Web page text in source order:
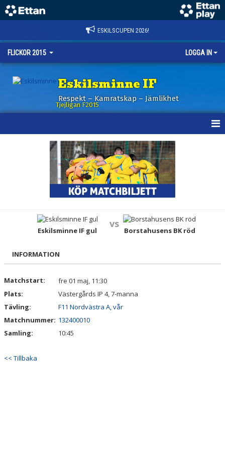
ESKILSCUPEN 2026!
FLICKOR 2015 LOGGA IN
Eskilsminne IF
Respekt – Kamratskap – Jämlikhet
Tjejligan F2015
BILDGALLERI
KONTAKT
Eskilsminne IF gul
vs
Borstahusens BK röd
INFORMATION
Matchstart:
fre 01 maj, 11:30
Plats:
Västergårds IP 4, 7-manna
Tävling:
F11 Nordvästra A, vår
Matchnummer: 132400010
Samling:
10:45
<< Tillbaka